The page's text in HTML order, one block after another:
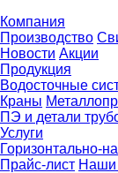
Компания
Производство
Новости Акции
Продукция
Водосточные
Краны
ПЭ и детали
Услуги
Горизонтально-
Прайс-лист Наши